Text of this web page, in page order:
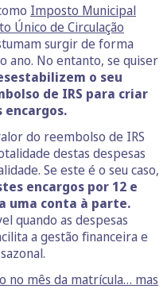
Imposto Municipal
Único de Circulação
surgir de forma
ano. No entanto, se quiser
o seu
de IRS para criar
encargos.
do reembolso de IRS
destas despesas
Se este é o seu caso,
encargos por 12 e
uma conta à parte.
quando as despesas
a gestão financeira e
no mês da matrícula… mas